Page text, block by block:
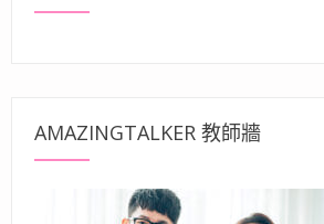
AMAZINGTALKER 教師牆